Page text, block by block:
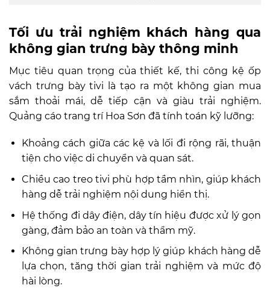
Tối ưu trải nghiệm khách hàng qua
không gian trưng bày thông minh
Mục tiêu quan trọng của thiết kế, thi công kệ ốp
vách trưng bày tivi là tạo ra một không gian mua
sắm thoải mái, dễ tiếp cận và giàu trải nghiệm.
Quảng cáo trang trí Hoa Sơn đã tính toán kỹ lưỡng:
Khoảng cách giữa các kệ và lối đi rộng rãi, thuận
tiện cho việc di chuyển và quan sát.
Chiều cao treo tivi phù hợp tầm nhìn, giúp khách
hàng dễ trải nghiệm nội dung hiển thị.
Hệ thống đi dây điện, dây tín hiệu được xử lý gọn
gàng, đảm bảo an toàn và thẩm mỹ.
Không gian trưng bày hợp lý giúp khách hàng dễ
lựa chọn, tăng thời gian trải nghiệm và mức độ
hài lòng.